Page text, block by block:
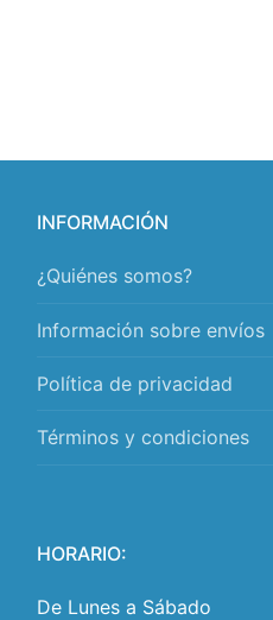
INFORMACIÓN
¿Quiénes somos?
Información sobre envíos
Política de privacidad
Términos y condiciones
HORARIO:
De Lunes a Sábado